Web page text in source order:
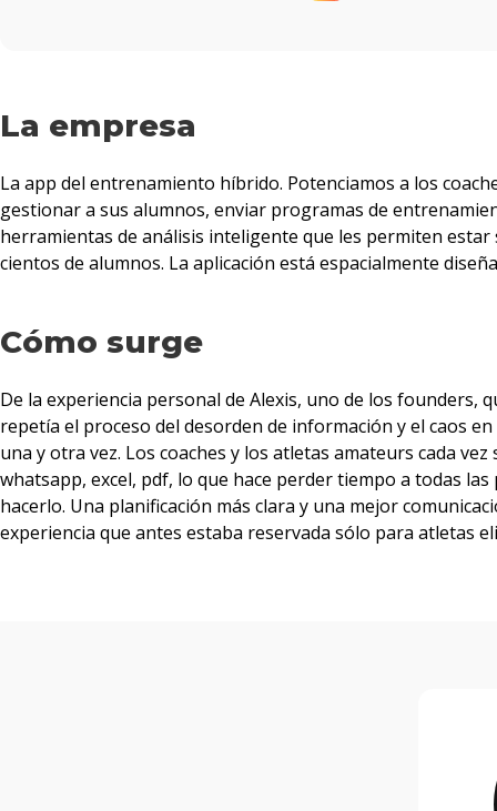
La empresa
La app del entrenamiento híbrido. Potenciamos a los
gestionar a sus alumnos, enviar programas de
herramientas de análisis inteligente que les permiten
cientos de alumnos. La aplicación está espacialmente
Cómo surge
De la experiencia personal de Alexis, uno de los founders,
repetía el proceso del desorden de información y el caos
una y otra vez. Los coaches y los atletas amateurs cada
whatsapp, excel, pdf, lo que hace perder tiempo a todas
hacerlo. Una planificación más clara y una mejor
experiencia que antes estaba reservada sólo para atletas